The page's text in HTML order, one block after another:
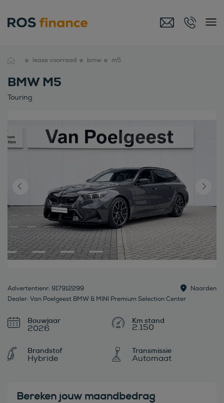
lease voorraad bmw m5
BMW M5
Touring
Advertentienr: 917912299
Dealer: Van Poelgeest BMW & MINI Premium Selection Center
Naarden
Bouwjaar
2026 2.150
Brandstof
Hybride
Transmissie
Automaat
Bereken jouw maandbedrag